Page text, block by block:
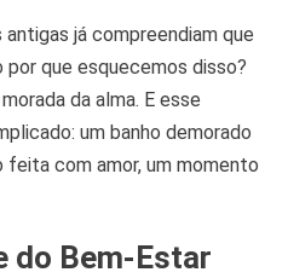
já compreendiam que
que esquecemos disso?
da alma. E esse
um banho demorado
com amor, um momento
do Bem-Estar